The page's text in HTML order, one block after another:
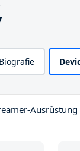
Biografie
Ausrüstung